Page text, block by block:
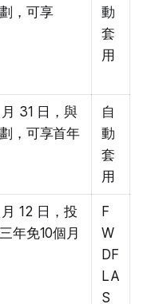
，可享
動
套
用
31 日，與
，可享首年
自
動
套
用
12 日，投
年免10個月
F
W
DF
LA
S